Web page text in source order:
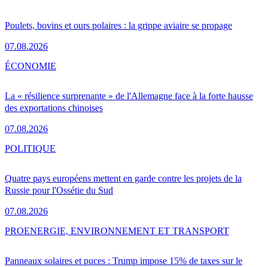
Poulets, bovins et ours polaires : la grippe aviaire se propage
07.08.2026
La « résilience surprenante » de l'Allemagne face à la forte hausse
des exportations chinoises
07.08.2026
ÉCONOMIE
Quatre pays européens mettent en garde contre les projets de la
Russie pour l'Ossétie du Sud
07.08.2026
POLITIQUE
Panneaux solaires et puces : Trump impose 15% de taxes sur le
PROENERGIE, ENVIRONNEMENT ET TRANSPORT